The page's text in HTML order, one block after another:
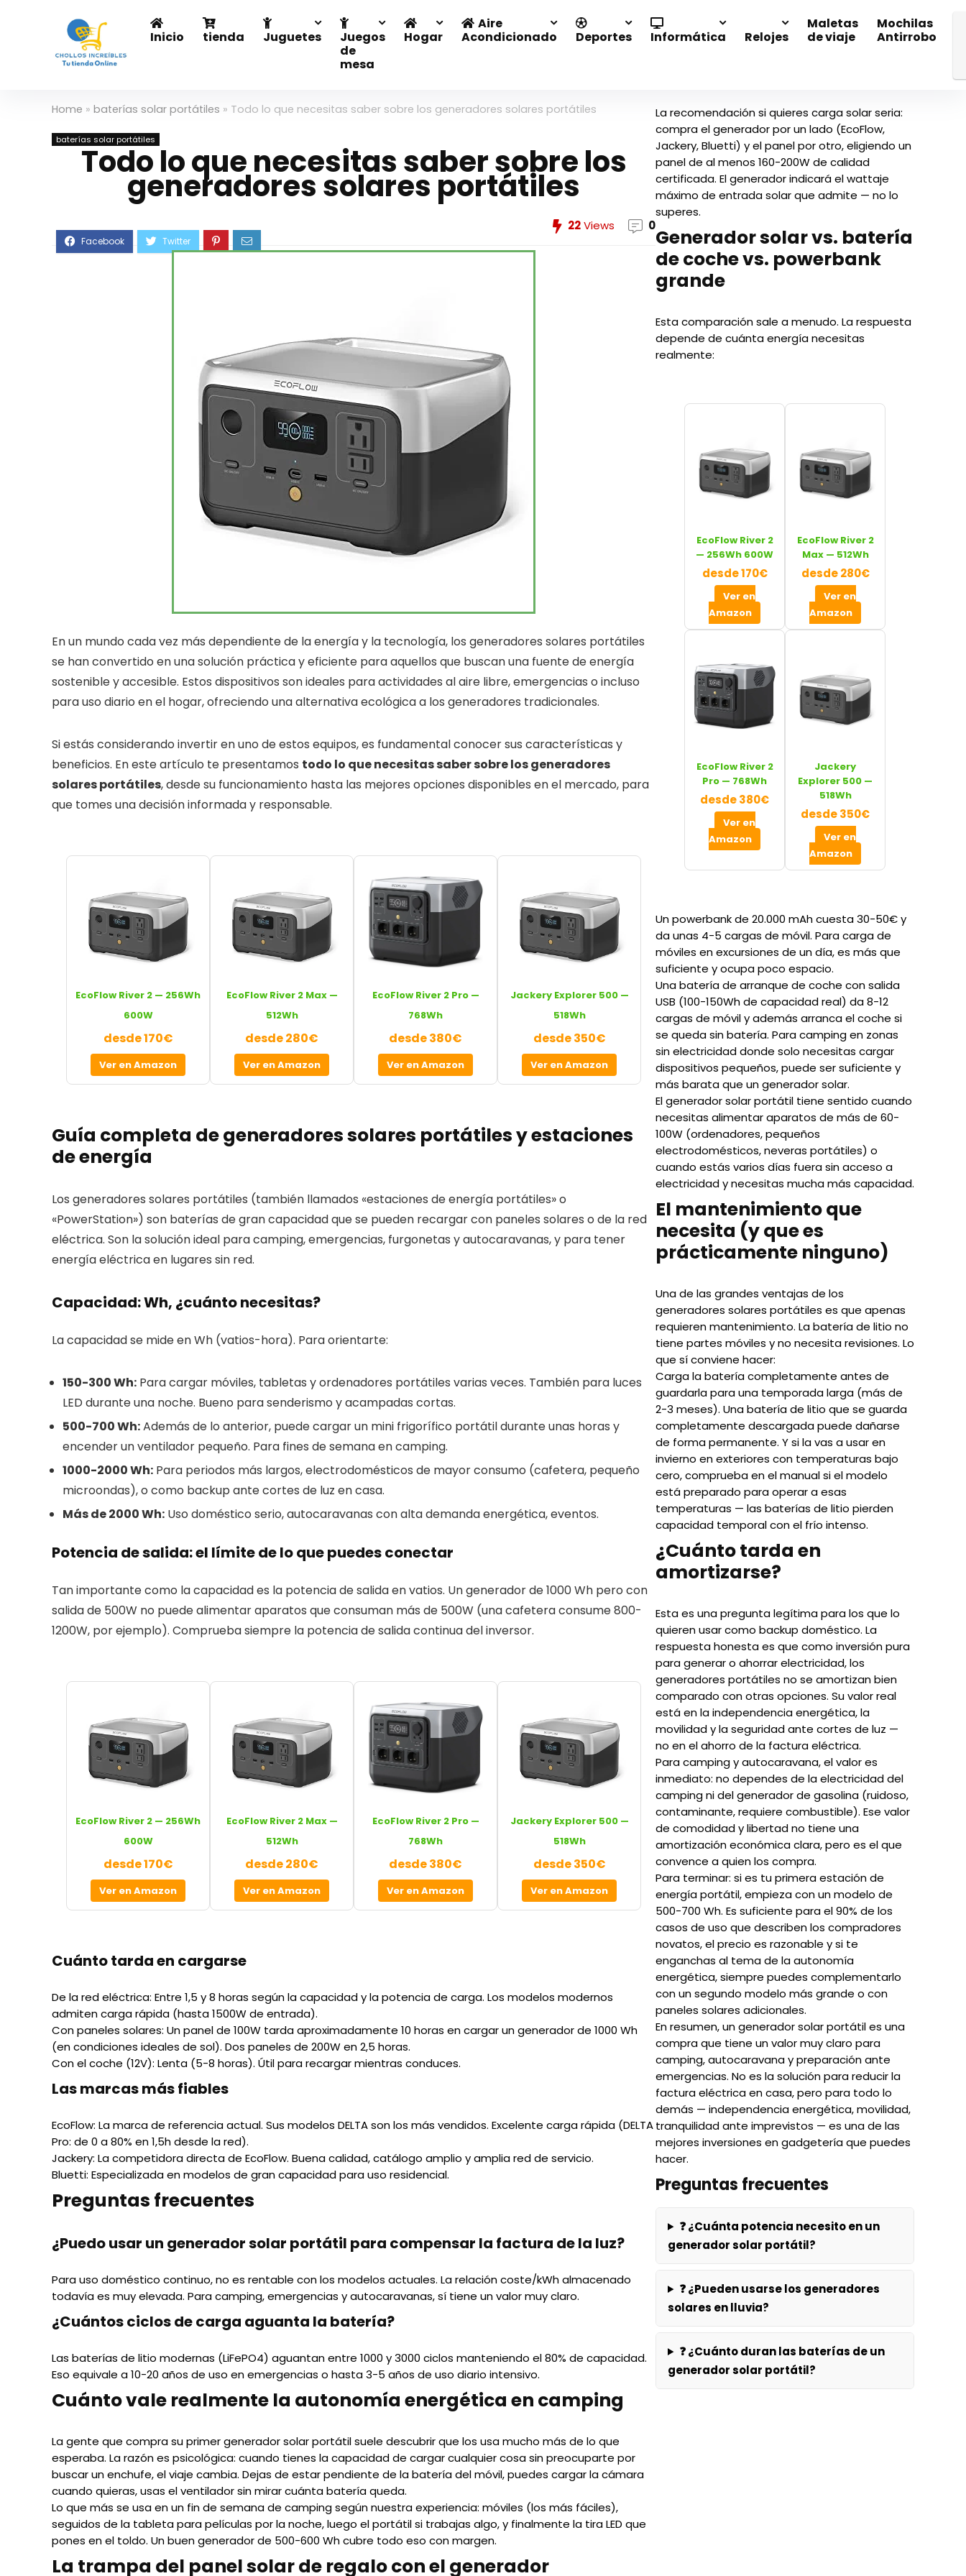
Inicio tienda Juguetes
Juegos
de
mesa
Hogar
Aire
Acondicionado
Deportes Informática Relojes
Maletas
de viaje
Mochilas
Antirrobo
Home » baterías solar portátiles » Todo lo que necesitas saber sobre los generadores solares portátiles
baterías solar portátiles
Todo lo que necesitas saber sobre los
generadores solares portátiles
22Views 0
En un mundo cada vez más dependiente de la energía y la tecnología, los generadores solares portátiles
se han convertido en una solución práctica y eficiente para aquellos que buscan una fuente de energía
sostenible y accesible. Estos dispositivos son ideales para actividades al aire libre, emergencias o incluso
para uso diario en el hogar, ofreciendo una alternativa ecológica a los generadores tradicionales.
Si estás considerando invertir en uno de estos equipos, es fundamental conocer sus características y
beneficios. En este artículo te presentamos todo lo que necesitas saber sobre los generadores
solares portátiles, desde su funcionamiento hasta las mejores opciones disponibles en el mercado, para
que tomes una decisión informada y responsable.
EcoFlow River 2 — 256Wh
600W
desde 170€
Ver en Amazon
EcoFlow River 2 Max —
512Wh
desde 280€
Ver en Amazon
EcoFlow River 2 Pro —
768Wh
desde 380€
Ver en Amazon
Jackery Explorer 500 —
518Wh
desde 350€
Ver en Amazon
Guía completa de generadores solares portátiles y estaciones
de energía
Los generadores solares portátiles (también llamados «estaciones de energía portátiles» o
«PowerStation») son baterías de gran capacidad que se pueden recargar con paneles solares o de la red
eléctrica. Son la solución ideal para camping, emergencias, furgonetas y autocaravanas, y para tener
energía eléctrica en lugares sin red.
Capacidad: Wh, ¿cuánto necesitas?
La capacidad se mide en Wh (vatios-hora). Para orientarte:
150-300 Wh: Para cargar móviles, tabletas y ordenadores portátiles varias veces. También para luces
LED durante una noche. Bueno para senderismo y acampadas cortas.
500-700 Wh:Además de lo anterior, puede cargar un mini frigorífico portátil durante unas horas y
encender un ventilador pequeño. Para fines de semana en camping.
1000-2000 Wh: Para periodos más largos, electrodomésticos de mayor consumo (cafetera, pequeño
microondas), o como backup ante cortes de luz en casa.
Más de 2000 Wh: Uso doméstico serio, autocaravanas con alta demanda energética, eventos.
Potencia de salida: el límite de lo que puedes conectar
Tan importante como la capacidad es la potencia de salida en vatios. Un generador de 1000 Wh pero con
salida de 500W no puede alimentar aparatos que consuman más de 500W (una cafetera consume 800-
1200W, por ejemplo). Comprueba siempre la potencia de salida continua del inversor.
EcoFlow River 2 — 256Wh
600W
desde 170€
Ver en Amazon
EcoFlow River 2 Max —
512Wh
desde 280€
Ver en Amazon
EcoFlow River 2 Pro —
768Wh
desde 380€
Ver en Amazon
Jackery Explorer 500 —
518Wh
desde 350€
Ver en Amazon
Cuánto tarda en cargarse
De la red eléctrica: Entre 1,5 y 8 horas según la capacidad y la potencia de carga. Los modelos modernos
admiten carga rápida (hasta 1500W de entrada).
Con paneles solares: Un panel de 100W tarda aproximadamente 10 horas en cargar un generador de 1000 Wh
(en condiciones ideales de sol). Dos paneles de 200W en 2,5 horas.
Con el coche (12V): Lenta (5-8 horas). Útil para recargar mientras conduces.
Las marcas más fiables
EcoFlow: La marca de referencia actual. Sus modelos DELTA son los más vendidos. Excelente carga rápida (DELTA
Pro: de 0 a 80% en 1,5h desde la red).
Jackery: La competidora directa de EcoFlow. Buena calidad, catálogo amplio y amplia red de servicio.
Bluetti: Especializada en modelos de gran capacidad para uso residencial.
Preguntas frecuentes
¿Puedo usar un generador solar portátil para compensar la factura de la luz?
Para uso doméstico continuo, no es rentable con los modelos actuales. La relación coste/kWh almacenado
todavía es muy elevada. Para camping, emergencias y autocaravanas, sí tiene un valor muy claro.
¿Cuántos ciclos de carga aguanta la batería?
Las baterías de litio modernas (LiFePO4) aguantan entre 1000 y 3000 ciclos manteniendo el 80% de capacidad.
Eso equivale a 10-20 años de uso en emergencias o hasta 3-5 años de uso diario intensivo.
Cuánto vale realmente la autonomía energética en camping
La gente que compra su primer generador solar portátil suele descubrir que los usa mucho más de lo que
esperaba. La razón es psicológica: cuando tienes la capacidad de cargar cualquier cosa sin preocuparte por
buscar un enchufe, el viaje cambia. Dejas de estar pendiente de la batería del móvil, puedes cargar la cámara
cuando quieras, usas el ventilador sin mirar cuánta batería queda.
Lo que más se usa en un fin de semana de camping según nuestra experiencia: móviles (los más fáciles),
seguidos de la tableta para películas por la noche, luego el portátil si trabajas algo, y finalmente la tira LED que
pones en el toldo. Un buen generador de 500-600 Wh cubre todo eso con margen.
La trampa del panel solar de regalo con el generador
La recomendación si quieres carga solar seria:
compra el generador por un lado (EcoFlow,
Jackery, Bluetti) y el panel por otro, eligiendo un
panel de al menos 160-200W de calidad
certificada. El generador indicará el wattaje
máximo de entrada solar que admite — no lo
superes.
Generador solar vs. batería
de coche vs. powerbank
grande
Esta comparación sale a menudo. La respuesta
depende de cuánta energía necesitas
realmente:
EcoFlow River 2
— 256Wh 600W
desde 170€
Ver en
Amazon
EcoFlow River 2
Max — 512Wh
desde 280€
Ver en
Amazon
EcoFlow River 2
Pro — 768Wh
desde 380€
Ver en
Amazon
Jackery
Explorer 500 —
518Wh
desde 350€
Ver en
Amazon
Un powerbank de 20.000 mAh cuesta 30-50€ y
da unas 4-5 cargas de móvil. Para carga de
móviles en excursiones de un día, es más que
suficiente y ocupa poco espacio.
Una batería de arranque de coche con salida
USB (100-150Wh de capacidad real) da 8-12
cargas de móvil y además arranca el coche si
se queda sin batería. Para camping en zonas
sin electricidad donde solo necesitas cargar
dispositivos pequeños, puede ser suficiente y
más barata que un generador solar.
El generador solar portátil tiene sentido cuando
necesitas alimentar aparatos de más de 60-
100W (ordenadores, pequeños
electrodomésticos, neveras portátiles) o
cuando estás varios días fuera sin acceso a
electricidad y necesitas mucha más capacidad.
El mantenimiento que
necesita (y que es
prácticamente ninguno)
Una de las grandes ventajas de los
generadores solares portátiles es que apenas
requieren mantenimiento. La batería de litio no
tiene partes móviles y no necesita revisiones. Lo
que sí conviene hacer:
Carga la batería completamente antes de
guardarla para una temporada larga (más de
2-3 meses). Una batería de litio que se guarda
completamente descargada puede dañarse
de forma permanente. Y si la vas a usar en
invierno en exteriores con temperaturas bajo
cero, comprueba en el manual si el modelo
está preparado para operar a esas
temperaturas — las baterías de litio pierden
capacidad temporal con el frío intenso.
¿Cuánto tarda en
amortizarse?
Esta es una pregunta legítima para los que lo
quieren usar como backup doméstico. La
respuesta honesta es que como inversión pura
para generar o ahorrar electricidad, los
generadores portátiles no se amortizan bien
comparado con otras opciones. Su valor real
está en la independencia energética, la
movilidad y la seguridad ante cortes de luz —
no en el ahorro de la factura eléctrica.
Para camping y autocaravana, el valor es
inmediato: no dependes de la electricidad del
camping ni del generador de gasolina (ruidoso,
contaminante, requiere combustible). Ese valor
de comodidad y libertad no tiene una
amortización económica clara, pero es el que
convence a quien los compra.
Para terminar: si es tu primera estación de
energía portátil, empieza con un modelo de
500-700 Wh. Es suficiente para el 90% de los
casos de uso que describen los compradores
novatos, el precio es razonable y si te
enganchas al tema de la autonomía
energética, siempre puedes complementarlo
con un segundo modelo más grande o con
paneles solares adicionales.
En resumen, un generador solar portátil es una
compra que tiene un valor muy claro para
camping, autocaravana y preparación ante
emergencias. No es la solución para reducir la
factura eléctrica en casa, pero para todo lo
demás — independencia energética, movilidad,
tranquilidad ante imprevistos — es una de las
mejores inversiones en gadgetería que puedes
hacer.
Preguntas frecuentes
❓ ¿Cuánta potencia necesito en un
generador solar portátil?
❓ ¿Pueden usarse los generadores
solares en lluvia?
❓ ¿Cuánto duran las baterías de un
generador solar portátil?